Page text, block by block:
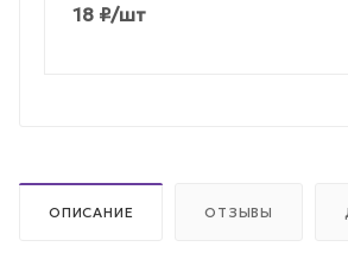
18 ₽/шт
ОПИСАНИЕ ОТЗЫВЫ